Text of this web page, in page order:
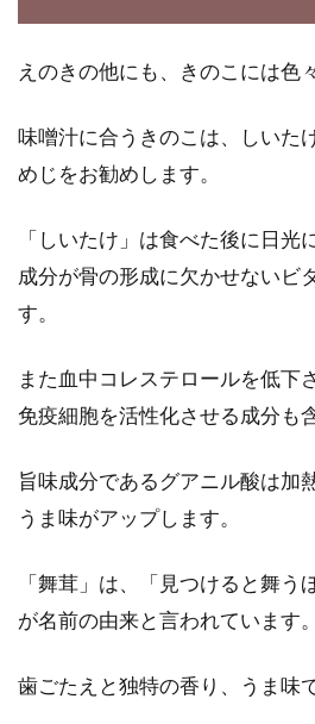
の食卓に並ぶこ...
味噌汁を5人
皆さんは、味噌汁
や研ぐ回数
ご飯を美味しく召
と美味しくな...
バター・マー
えのきの他にも、きのこには色
味噌汁に合うきのこは、しいた
めじをお勧めします。
「しいたけ」は食べた後に日光
成分が骨の形成に欠かせないビ
す。
また血中コレステロールを低下
免疫細胞を活性化させる成分も
旨味成分であるグアニル酸は加
うま味がアップします。
「舞茸」は、「見つけると舞う
が名前の由来と言われています。
歯ごたえと独特の香り、うま味